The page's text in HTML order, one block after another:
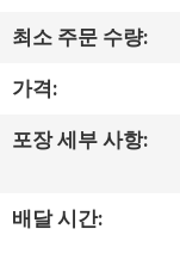
여
장
최소 주문 수량:
가격:
포장 세부 사항:
배달 시간: